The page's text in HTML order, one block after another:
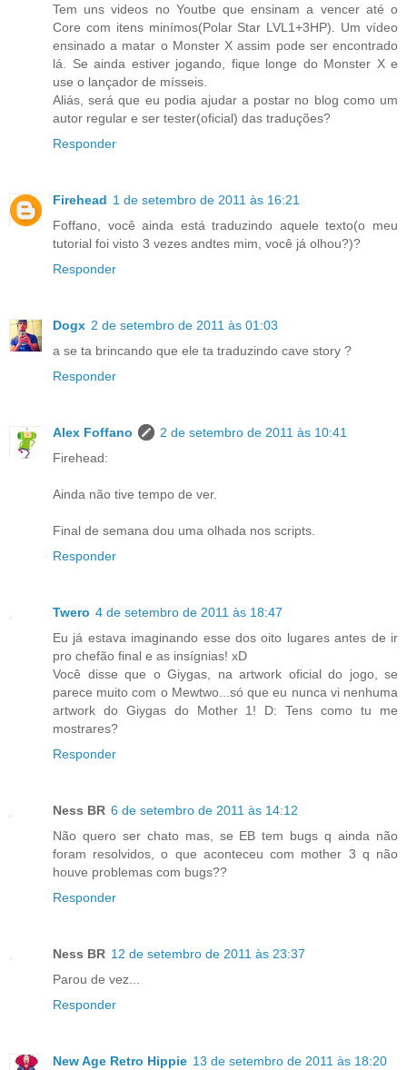
Tem uns videos no Youtbe que ensinam a vencer até o
Core com itens minímos(Polar Star LVL1+3HP). Um vídeo
ensinado a matar o Monster X assim pode ser encontrado
lá. Se ainda estiver jogando, fique longe do Monster X e
use o lançador de mísseis.
Aliás, será que eu podia ajudar a postar no blog como um
autor regular e ser tester(oficial) das traduções?
Responder
Firehead 1 de setembro de 2011 às 16:21
Foffano, você ainda está traduzindo aquele texto(o meu
tutorial foi visto 3 vezes andtes mim, você já olhou?)?
Responder
Dogx 2 de setembro de 2011 às 01:03
a se ta brincando que ele ta traduzindo cave story ?
Responder
Alex Foffano
2 de setembro de 2011 às 10:41
Firehead:
Ainda não tive tempo de ver.
Final de semana dou uma olhada nos scripts.
Responder
Twero 4 de setembro de 2011 às 18:47
Eu já estava imaginando esse dos oito lugares antes de ir
pro chefão final e as insígnias! xD
Você disse que o Giygas, na artwork oficial do jogo, se
parece muito com o Mewtwo...só que eu nunca vi nenhuma
artwork do Giygas do Mother 1! D: Tens como tu me
mostrares?
Responder
Ness BR 6 de setembro de 2011 às 14:12
Não quero ser chato mas, se EB tem bugs q ainda não
foram resolvidos, o que aconteceu com mother 3 q não
houve problemas com bugs??
Responder
Ness BR 12 de setembro de 2011 às 23:37
Parou de vez...
Responder
New Age Retro Hippie 13 de setembro de 2011 às 18:20